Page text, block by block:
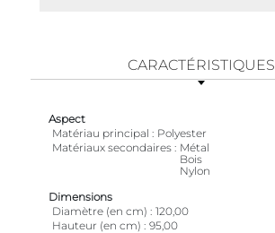
CARACTÉRISTIQUES
Aspect
Matériau principal
Polyester
Matériaux secondaires
Métal
Bois
Nylon
Dimensions
Diamètre (en cm)
120,00
Hauteur (en cm)
95,00